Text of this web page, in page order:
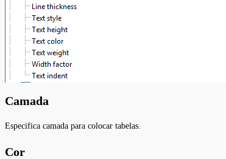
Camada
Especifica camada para colocar tabelas.
Cor